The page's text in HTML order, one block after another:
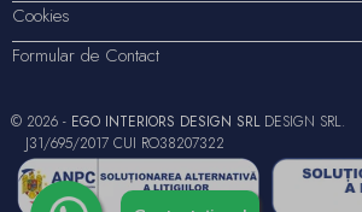
Cookies
Formular de Contact
© 2026 - EGO INTERIORS DESIGN SRLDESIGN SRL.
J31/695/2017 CUI RO38207322